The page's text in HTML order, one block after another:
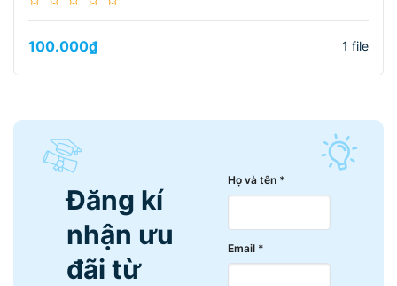
100.000₫ 1 file
Đăng kí
nhận ưu
đãi từ
Họ và tên *
Email *